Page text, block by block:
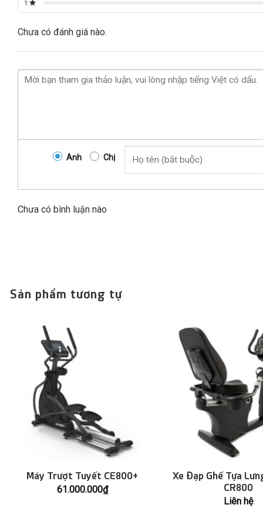
1
Chưa có đánh giá nào.
Anh Chị
Chưa có bình luận nào
Sản phẩm tương tự
Máy Trượt Tuyết CE800+
61.000.000₫
Xe Đạp Ghế Tựa
CR800
Liên hệ